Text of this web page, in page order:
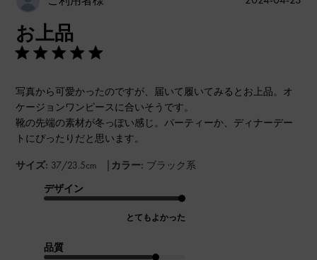
お上品
写真から可愛かったのですが、届いて履いてみるとお上品。オ
ケージョンワンピースに合いそうです。
靴の先端の素材が冬っぽい感じ。パーティーか、ディナーデー
トにぴったりだと思います。
サイズ: 37/23.5cm | カラー: ブラック系
デザイン
とてもよかった
品質